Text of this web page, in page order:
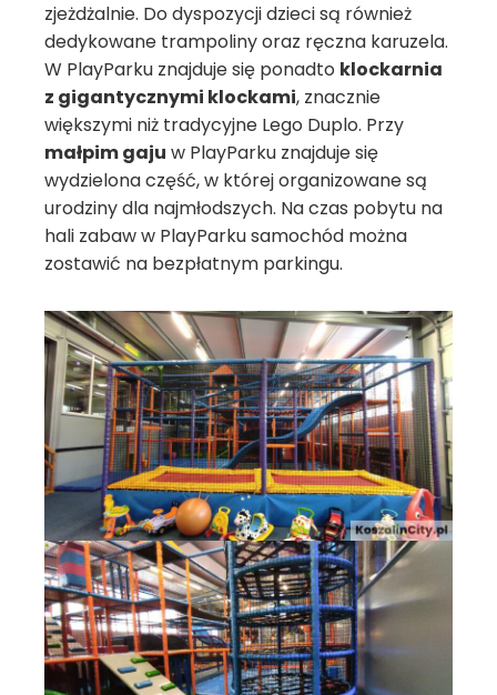
zjeżdżalnie. Do dyspozycji dzieci są również
dedykowane trampoliny oraz ręczna karuzela.
W PlayParku znajduje się ponadto klockarnia
z gigantycznymi klockami, znacznie
większymi niż tradycyjne Lego Duplo. Przy
małpim gaju w PlayParku znajduje się
wydzielona część, w której organizowane są
urodziny dla najmłodszych. Na czas pobytu na
hali zabaw w PlayParku samochód można
zostawić na bezpłatnym parkingu.